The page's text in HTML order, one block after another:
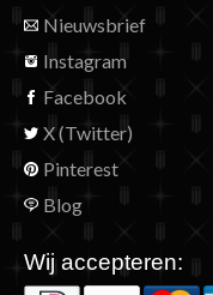
Nieuwsbrief
Instagram
Facebook
X (Twitter)
Pinterest
Blog
Wij accepteren: